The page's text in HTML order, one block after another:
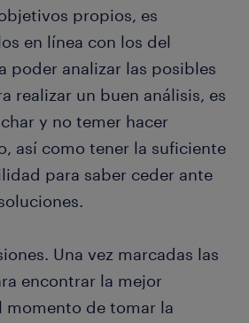
propios, es
en línea con los del
poder analizar las posibles
realizar un buen análisis, es
y no temer hacer
así como tener la suficiente
para saber ceder ante
Una vez marcadas las
encontrar la mejor
momento de tomar la